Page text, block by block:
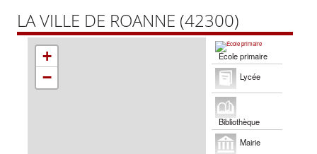
LA VILLE DE ROANNE (42300)
+
−
École primaire
Lycée
Bibliothèque
Mairie